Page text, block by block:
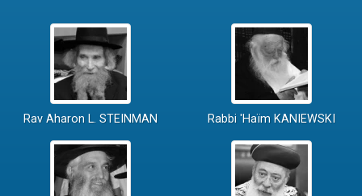
Rav Aharon L. STEINMAN Rabbi 'Haïm KANIEWSKI